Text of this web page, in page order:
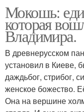
Мокошь:
которая
Владимира.
В древнерусском
установил в Киеве,
даждьбог, стрибог,
женское божество.
Она на вершине